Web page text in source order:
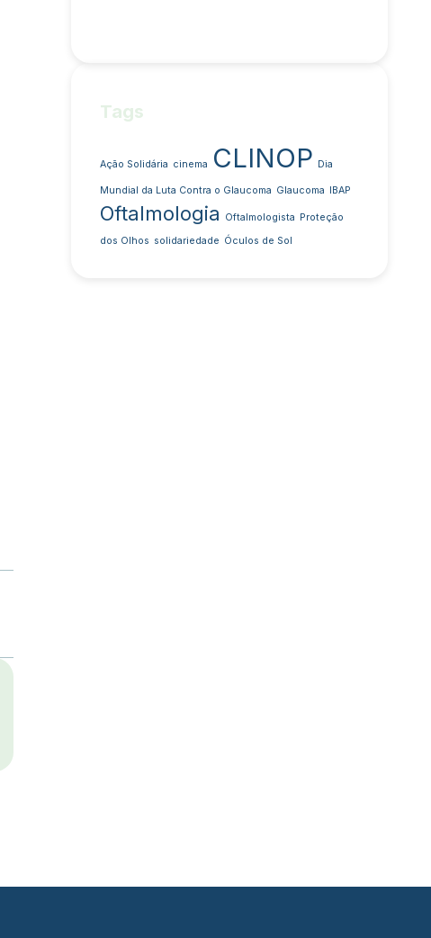
Tags
Ação Solidária cinema CLINOP Dia
Mundial da Luta Contra o Glaucoma Glaucoma IBAP
Oftalmologia Oftalmologista Proteção
dos Olhos solidariedade Óculos de Sol